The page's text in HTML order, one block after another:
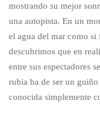
mostrando su mejor
una autopista. En un
el agua del mar como si
descubrimos que en
entre sus espectadores
rubia ha de ser un
conocida simplemente